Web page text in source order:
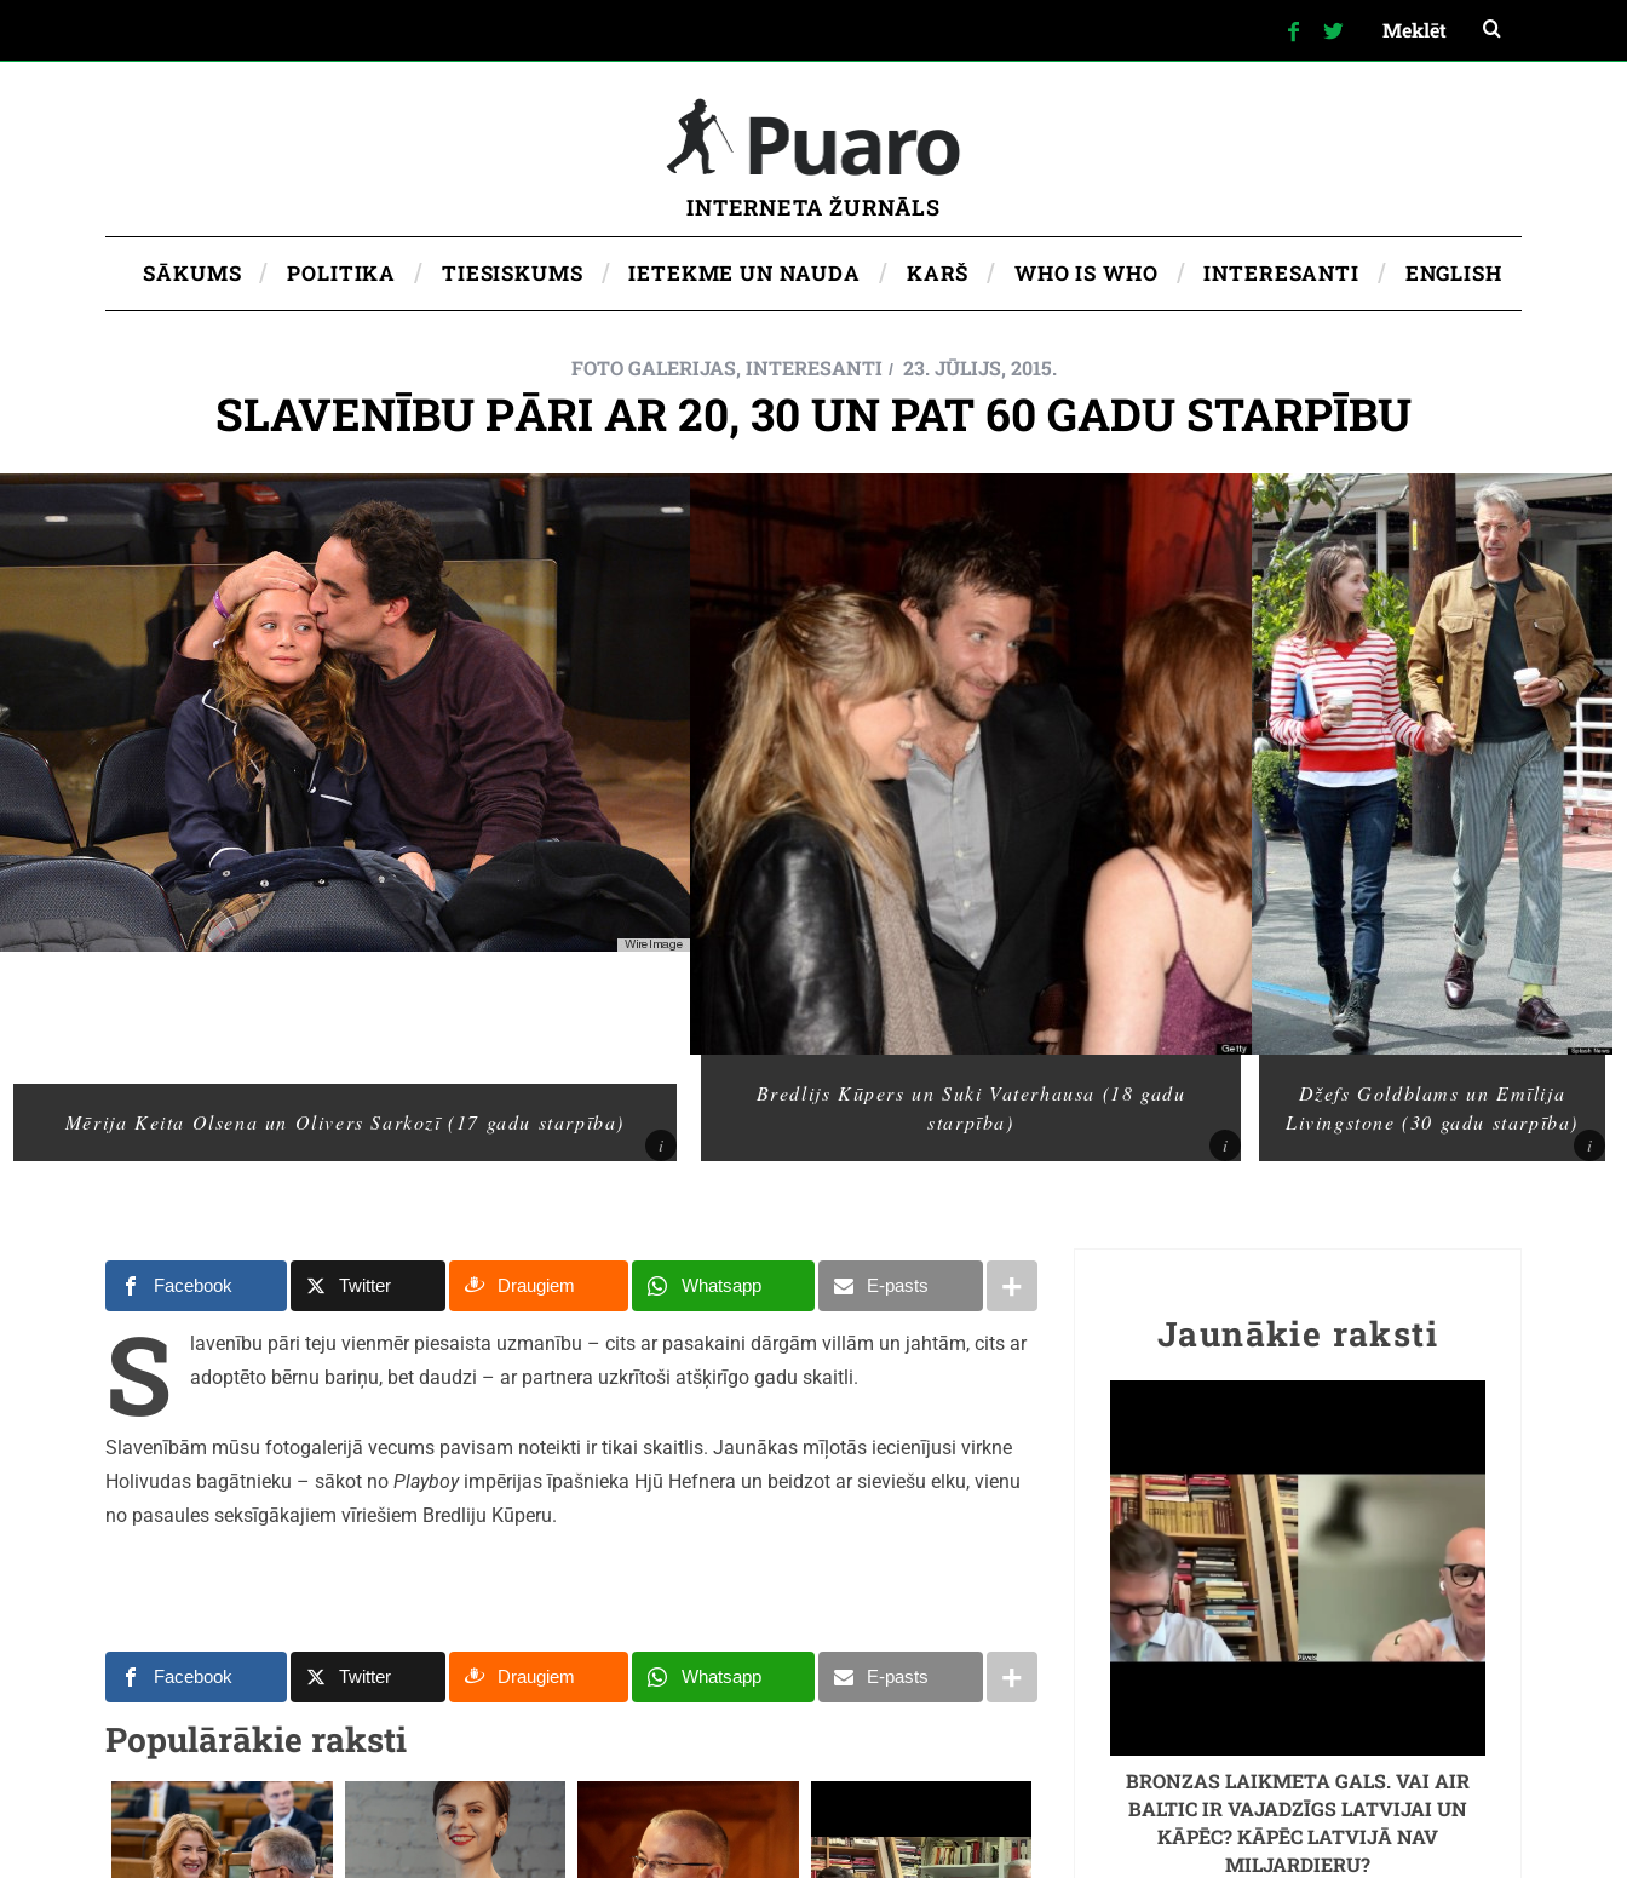
INTERNETA ŽURNĀLS
SĀKUMS POLITIKA TIESISKUMS IETEKME UN NAUDA KARŠ WHO IS WHO INTERESANTI ENGLISH
FOTO GALERIJAS, INTERESANTI 23. JŪLIJS, 2015.
SLAVENĪBU PĀRI AR 20, 30 UN PAT 60 GADU STARPĪBU
Mērija Keita Olsena un Olivers Sarkozī (17 gadu starpība)
Bredlijs Kūpers un Suki Vaterhausa (18 gadu
starpība)
Džefs Goldblams un Emīlija
Livingstone (30 gadu starpība)
Edijs Mērfijs un Peidža Bačere (18 gadu
starpība)
Hjū Hefners un Kristala Herisa (60 gadu starpība)
Facebook Twitter Draugiem Whatsapp E-pasts
S
lavenību pāri teju vienmēr piesaista uzmanību – cits ar pasakaini dārgām villām un jahtām, cits ar
adoptēto bērnu bariņu, bet daudzi – ar partnera uzkrītoši atšķirīgo gadu skaitli.
Slavenībām mūsu fotogalerijā vecums pavisam noteikti ir tikai skaitlis. Jaunākas mīļotās iecienījusi virkne
Holivudas bagātnieku – sākot no Playboyimpērijas īpašnieka Hjū Hefnera un beidzot ar sieviešu elku, vienu
no pasaules seksīgākajiem vīriešiem Bredliju Kūperu.
Facebook Twitter Draugiem Whatsapp E-pasts
Populārākie raksti
Jaunākie raksti
BRONZAS LAIKMETA GALS. VAI AIR
BALTIC IR VAJADZĪGS LATVIJAI UN
KĀPĒC? KĀPĒC LATVIJĀ NAV
MILJARDIERU?